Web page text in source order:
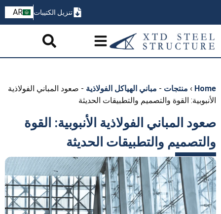
تنزيل الكتيبات AR
PT
Home
› منتجات - مباني الهياكل الفولاذية - صعود المباني الفولاذية
الأنبوبية: القوة والتصميم والتطبيقات الحديثة
صعود المباني الفولاذية الأنبوبية: القوة
والتصميم والتطبيقات الحديثة